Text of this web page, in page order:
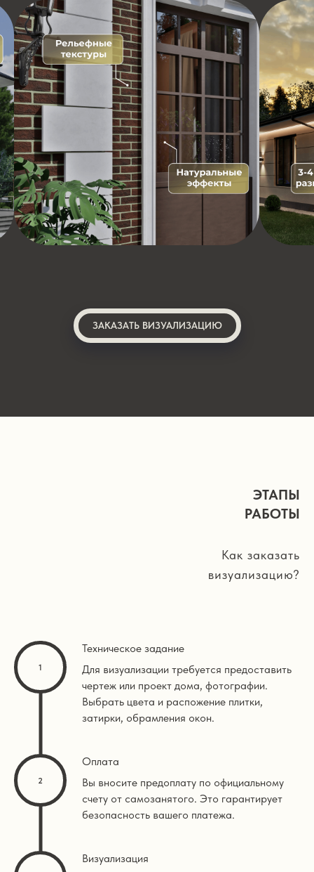
ЗАКАЗАТЬ ВИЗУАЛИЗАЦИЮ
ЭТАПЫ
РАБОТЫ
Как заказать
визуализацию?
Техническое задание
Для визуализации требуется предоставить
чертеж или проект дома, фотографии.
Выбрать цвета и распожение плитки,
затирки, обрамления окон.
Оплата
Вы вносите предоплату по официальному
счету от самозанятого. Это гарантирует
безопасность вашего платежа.
Визуализация